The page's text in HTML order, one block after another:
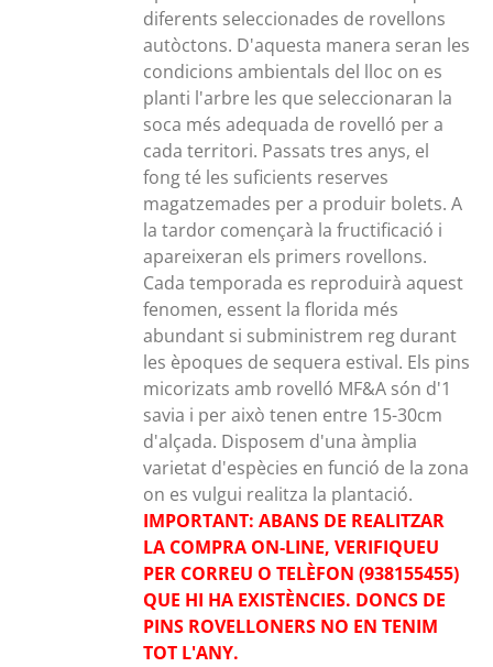
diferents seleccionades de rovellons
autòctons. D'aquesta manera seran les
condicions ambientals del lloc on es
planti l'arbre les que seleccionaran la
soca més adequada de rovelló per a
cada territori. Passats tres anys, el
fong té les suficients reserves
magatzemades per a produir bolets. A
la tardor començarà la fructificació i
apareixeran els primers rovellons.
Cada temporada es reproduirà aquest
fenomen, essent la florida més
abundant si subministrem reg durant
les èpoques de sequera estival. Els pins
micorizats amb rovelló MF&A són d'1
savia i per això tenen entre 15-30cm
d'alçada. Disposem d'una àmplia
varietat d'espècies en funció de la zona
on es vulgui realitza la plantació.
IMPORTANT: ABANS DE REALITZAR
LA COMPRA ON-LINE, VERIFIQUEU
PER CORREU O TELÈFON (938155455)
QUE HI HA EXISTÈNCIES. DONCS DE
PINS ROVELLONERS NO EN TENIM
TOT L'ANY.